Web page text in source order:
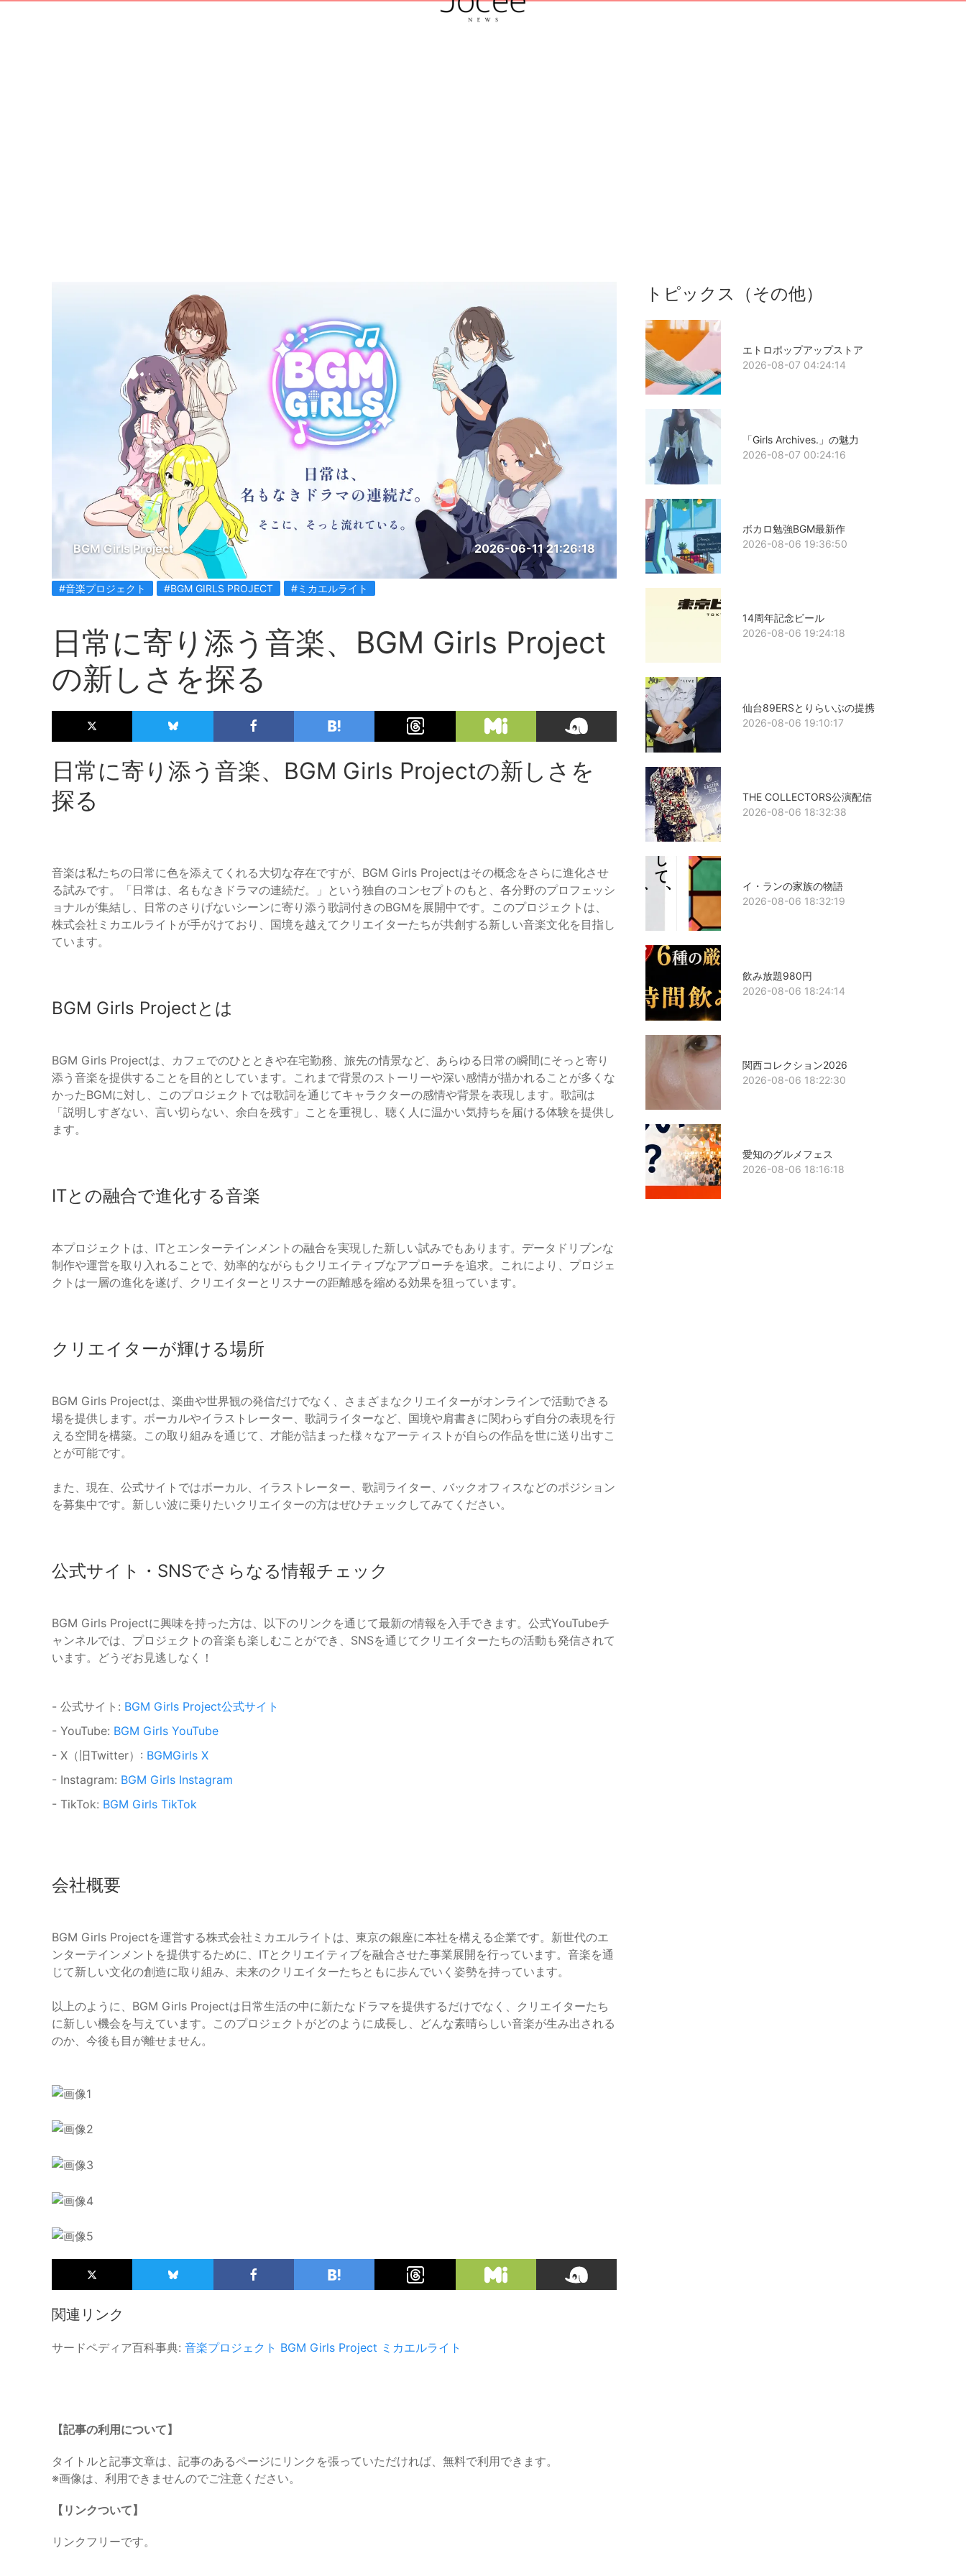
BGM Girls Project 2026-06-11 21:26:18
#音楽プロジェクト #BGM GIRLS PROJECT #ミカエルライト
日常に寄り添う音楽、BGM Girls Project
の新しさを探る
日常に寄り添う音楽、BGM Girls Projectの新しさを
探る
音楽は私たちの日常に色を添えてくれる大切な存在ですが、BGM Girls Projectはその概念をさらに進化させ
る試みです。「日常は、名もなきドラマの連続だ。」という独自のコンセプトのもと、各分野のプロフェッシ
ョナルが集結し、日常のさりげないシーンに寄り添う歌詞付きのBGMを展開中です。このプロジェクトは、
株式会社ミカエルライトが手がけており、国境を越えてクリエイターたちが共創する新しい音楽文化を目指し
ています。
BGM Girls Projectとは
BGM Girls Projectは、カフェでのひとときや在宅勤務、旅先の情景など、あらゆる日常の瞬間にそっと寄り
添う音楽を提供することを目的としています。これまで背景のストーリーや深い感情が描かれることが多くな
かったBGMに対し、このプロジェクトでは歌詞を通じてキャラクターの感情や背景を表現します。歌詞は
「説明しすぎない、言い切らない、余白を残す」ことを重視し、聴く人に温かい気持ちを届ける体験を提供し
ます。
ITとの融合で進化する音楽
本プロジェクトは、ITとエンターテインメントの融合を実現した新しい試みでもあります。データドリブンな
制作や運営を取り入れることで、効率的ながらもクリエイティブなアプローチを追求。これにより、プロジェ
クトは一層の進化を遂げ、クリエイターとリスナーの距離感を縮める効果を狙っています。
クリエイターが輝ける場所
BGM Girls Projectは、楽曲や世界観の発信だけでなく、さまざまなクリエイターがオンラインで活動できる
場を提供します。ボーカルやイラストレーター、歌詞ライターなど、国境や肩書きに関わらず自分の表現を行
える空間を構築。この取り組みを通じて、才能が詰まった様々なアーティストが自らの作品を世に送り出すこ
とが可能です。
また、現在、公式サイトではボーカル、イラストレーター、歌詞ライター、バックオフィスなどのポジション
を募集中です。新しい波に乗りたいクリエイターの方はぜひチェックしてみてください。
公式サイト・SNSでさらなる情報チェック
BGM Girls Projectに興味を持った方は、以下のリンクを通じて最新の情報を入手できます。公式YouTubeチ
ャンネルでは、プロジェクトの音楽も楽しむことができ、SNSを通じてクリエイターたちの活動も発信されて
います。どうぞお見逃しなく！
- 公式サイト: BGM Girls Project公式サイト
- YouTube: BGM Girls YouTube
- X（旧Twitter）: BGMGirls X
- Instagram: BGM Girls Instagram
- TikTok: BGM Girls TikTok
会社概要
BGM Girls Projectを運営する株式会社ミカエルライトは、東京の銀座に本社を構える企業です。新世代のエ
ンターテインメントを提供するために、ITとクリエイティブを融合させた事業展開を行っています。音楽を通
じて新しい文化の創造に取り組み、未来のクリエイターたちともに歩んでいく姿勢を持っています。
以上のように、BGM Girls Projectは日常生活の中に新たなドラマを提供するだけでなく、クリエイターたち
に新しい機会を与えています。このプロジェクトがどのように成長し、どんな素晴らしい音楽が生み出される
のか、今後も目が離せません。
関連リンク
サードペディア百科事典: 音楽プロジェクト BGM Girls Project ミカエルライト
トピックス（その他）
エトロポップアップストア
2026-08-07 04:24:14
「Girls Archives.」の魅力
2026-08-07 00:24:16
ボカロ勉強BGM最新作
2026-08-06 19:36:50
14周年記念ビール
2026-08-06 19:24:18
仙台89ERSとりらいぶの提携
2026-08-06 19:10:17
THE COLLECTORS公演配信
2026-08-06 18:32:38
イ・ランの家族の物語
2026-08-06 18:32:19
飲み放題980円
2026-08-06 18:24:14
関西コレクション2026
2026-08-06 18:22:30
愛知のグルメフェス
2026-08-06 18:16:18
【記事の利用について】
タイトルと記事文章は、記事のあるページにリンクを張っていただければ、無料で利用できます。
※画像は、利用できませんのでご注意ください。
【リンクついて】
リンクフリーです。